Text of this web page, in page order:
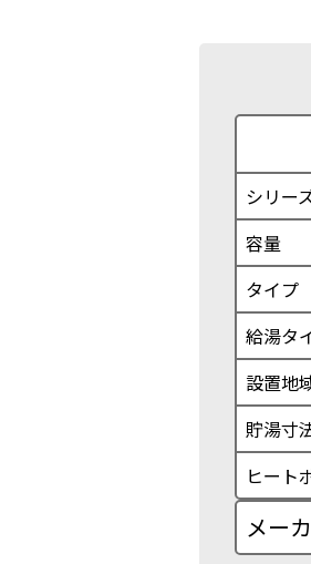
シリー
容量
タイプ
給湯タ
設置地
貯湯寸
ヒート
メー